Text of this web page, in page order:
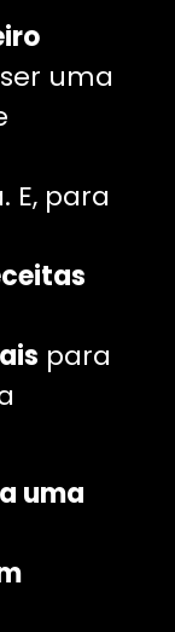
uma
E, para
para
uma